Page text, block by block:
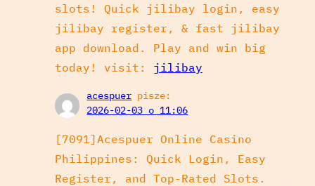
slots! Quick jilibay login, easy
jilibay register, & fast jilibay
app download. Play and win big
today! visit: jilibay
acespuer pisze:
2026-02-03 o 11:06
[7091]Acespuer Online Casino
Philippines: Quick Login, Easy
Register, and Top-Rated Slots.